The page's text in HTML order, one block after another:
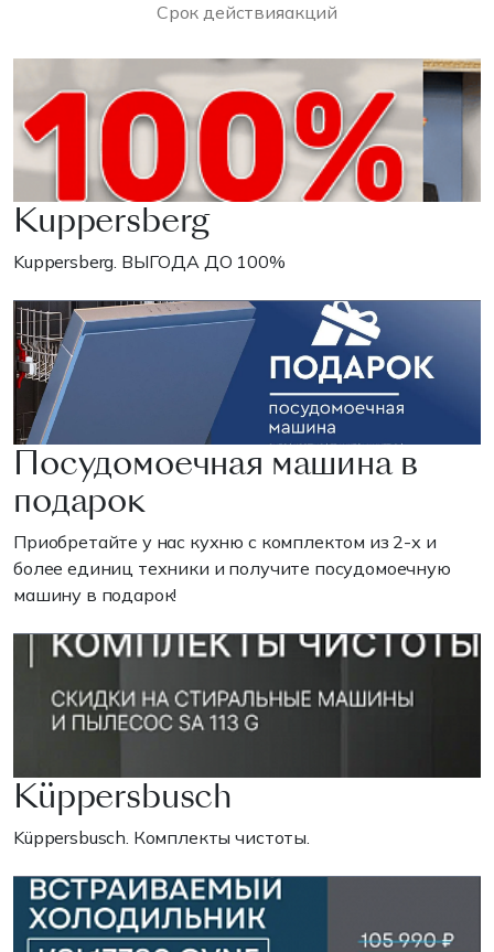
Срок действияакций
Kuppersberg
Kuppersberg. ВЫГОДА ДО 100%
Посудомоечная машина в
подарок
Приобретайте у нас кухню с комплектом из 2-х и
более единиц техники и получите посудомоечную
машину в подарок!
Küppersbusch
Küppersbusch. Комплекты чистоты.